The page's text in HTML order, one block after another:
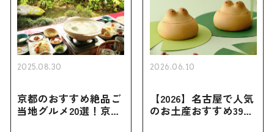
2025.08.30
京都のおすすめ絶品ご
当地グルメ20選！京都
2026.06.10
【2026】名古屋で人気
のお土産おすすめ39選